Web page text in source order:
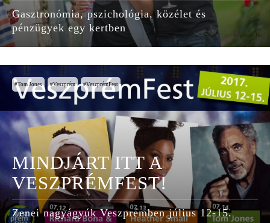
Gasztronómia, pszichológia, közélet és
pénzügyek egy kertben
Tom Jones Veszprém VeszprémFest
MINDJÁRT ITT A
VESZPRÉMFEST!
Zenei nagyágyúk Veszprémben július 12-15.